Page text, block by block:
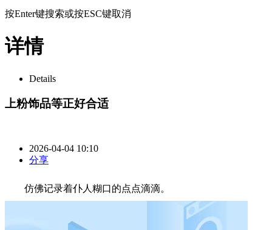
按Enter键搜索或按ESC键取消
详情
Details
上粉饰品等正好合适
2026-04-04 10:10
分享
仿佛记录着仆人糊口的点点滴滴。